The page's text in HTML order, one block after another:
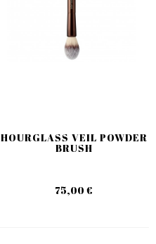
HOURGLASS VEIL POWDER
BRUSH
75,00 €